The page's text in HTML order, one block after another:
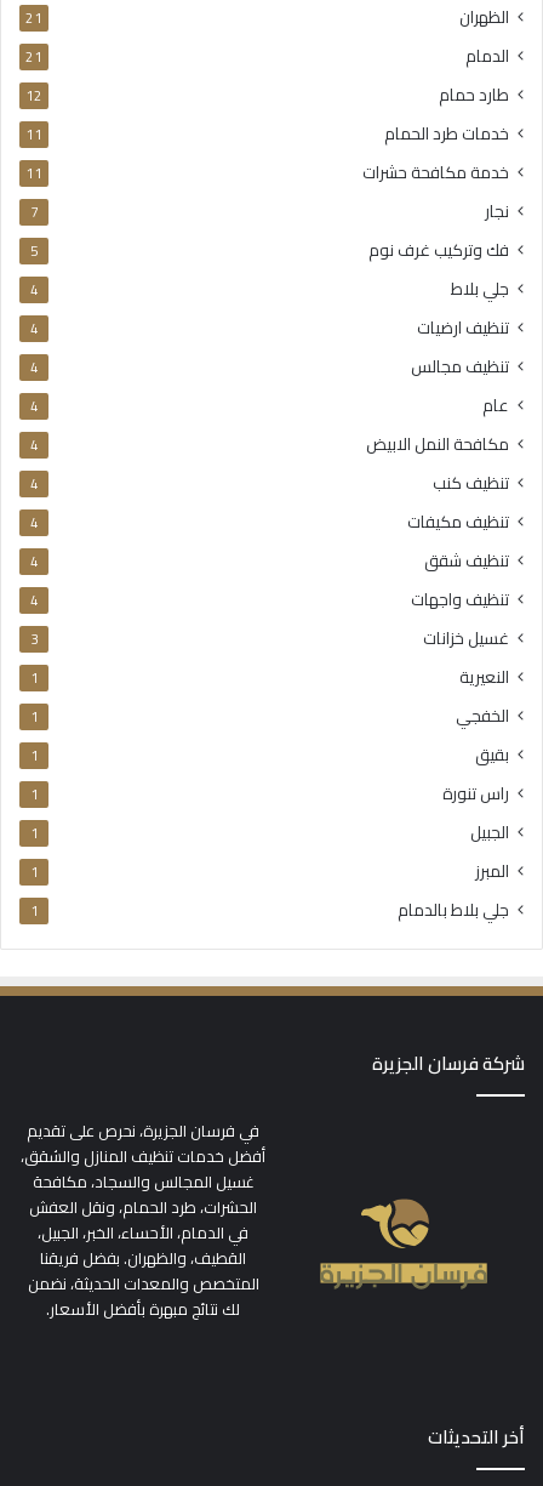
الظهران 21
الدمام 21
طارد حمام 12
خدمات طرد الحمام 11
خدمة مكافحة حشرات 11
نجار 7
فك وتركيب غرف نوم 5
جلي بلاط 4
تنظيف ارضيات 4
تنظيف مجالس 4
عام 4
مكافحة النمل الابيض 4
تنظيف كنب 4
تنظيف مكيفات 4
تنظيف شقق 4
تنظيف واجهات 4
غسيل خزانات 3
النعيرية 1
الخفجي 1
بقيق 1
راس تنورة 1
الجبيل 1
المبرز 1
جلي بلاط بالدمام 1
شركة فرسان الجزيرة
في فرسان الجزيرة، نحرص على تقديم
أفضل خدمات تنظيف المنازل والشقق،
غسيل المجالس والسجاد، مكافحة
الحشرات، طرد الحمام، ونقل العفش
في الدمام، الأحساء، الخبر، الجبيل،
القطيف، والظهران. بفضل فريقنا
المتخصص والمعدات الحديثة، نضمن
لك نتائج مبهرة بأفضل الأسعار.
أخر التحديثات